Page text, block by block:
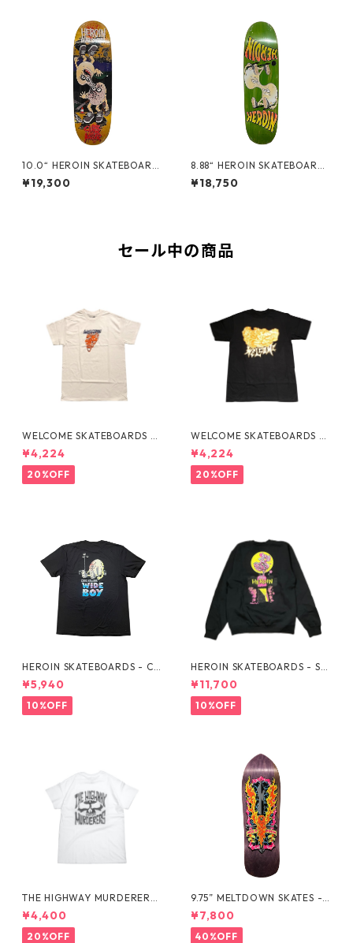
10.0“ HEROIN SKATEBOARD
S - CURB KILLER 9 MERGED
-
¥19,300
8.88“ HEROIN SKATEBOARDS
- MERGED EGG -
¥18,750
セール中の商品
WELCOME SKATEBOARDS -F
LAMES TEE "WHITE"
¥4,224
20%OFF
WELCOME SKATEBOARDS -
BARK PREMIUM TEE "BLAC
K"
¥4,224
20%OFF
HEROIN SKATEBOARDS - CU
RB KILLER WIDE BOY BLK TE
E -
¥5,940
10%OFF
HEROIN SKATEBOARDS - SK
ATE ZOMBIE BLK CREWNEC
K -
¥11,700
10%OFF
THE HIGHWAY MURDERERS
Back-Logo Tee -White
¥4,400
20%OFF
9.75” MELTDOWN SKATES -
EXCALIBIRD DECK -
¥7,800
40%OFF